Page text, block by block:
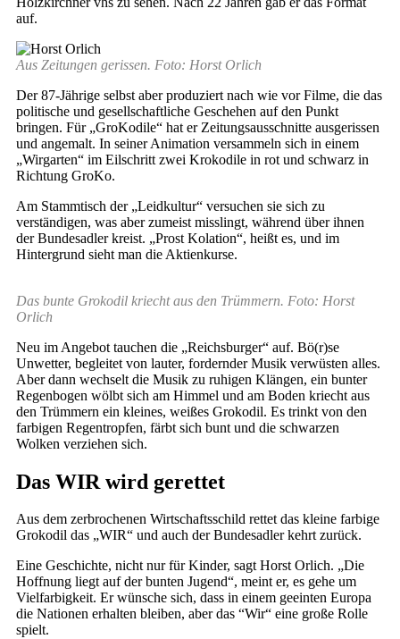
auf.
Aus Zeitungen gerissen. Foto: Horst Orlich
Der 87-Jährige selbst aber produziert nach wie vor Filme, die das
politische und gesellschaftliche Geschehen auf den Punkt
bringen. Für „GroKodile“ hat er Zeitungsausschnitte ausgerissen
und angemalt. In seiner Animation versammeln sich in einem
„Wirgarten“ im Eilschritt zwei Krokodile in rot und schwarz in
Richtung GroKo.
Am Stammtisch der „Leidkultur“ versuchen sie sich zu
verständigen, was aber zumeist misslingt, während über ihnen
der Bundesadler kreist. „Prost Kolation“, heißt es, und im
Hintergrund sieht man die Aktienkurse.
Das bunte Grokodil kriecht aus den Trümmern. Foto: Horst
Orlich
Neu im Angebot tauchen die „Reichsburger“ auf. Bö(r)se
Unwetter, begleitet von lauter, fordernder Musik verwüsten alles.
Aber dann wechselt die Musik zu ruhigen Klängen, ein bunter
Regenbogen wölbt sich am Himmel und am Boden kriecht aus
den Trümmern ein kleines, weißes Grokodil. Es trinkt von den
farbigen Regentropfen, färbt sich bunt und die schwarzen
Wolken verziehen sich.
Das WIR wird gerettet
Aus dem zerbrochenen Wirtschaftsschild rettet das kleine farbige
Grokodil das „WIR“ und auch der Bundesadler kehrt zurück.
Eine Geschichte, nicht nur für Kinder, sagt Horst Orlich. „Die
Hoffnung liegt auf der bunten Jugend“, meint er, es gehe um
Vielfarbigkeit. Er wünsche sich, dass in einem geeinten Europa
die Nationen erhalten bleiben, aber das “Wir“ eine große Rolle
spielt.